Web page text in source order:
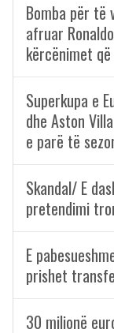
Bomba për të
afruar
kërcënimet
Superkupa e
dhe Aston
e parë të
Skandal/ E
pretendimi
E
prishet
30 milionë